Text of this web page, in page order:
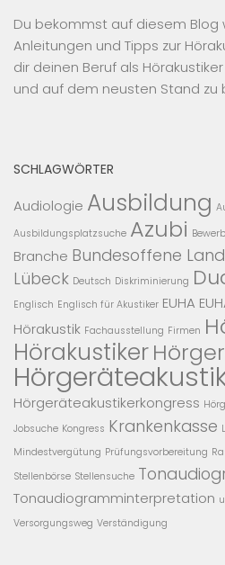
Du bekommst auf diesem Blog
Anleitungen und Tipps zur
dir deinen Beruf als
und auf dem neusten Stand zu
SCHLAGWÖRTER
Audiologie Ausbildung
Ausbildungsplatzsuche Azubi
Branche Bundesoffene
Lübeck Deutsch Diskriminierung
Englisch Englisch für Akustiker EUHA
Hörakustik Fachausstellung Firmen
Hörakustiker
Hörgeräteakustikerkongress
Jobsuche Kongress Krankenkasse
Mindestvergütung Prüfungsvorbereitung
Stellenbörse Stellensuche
Tonaudiogramminterpretation
Versorgungsweg Verständigung